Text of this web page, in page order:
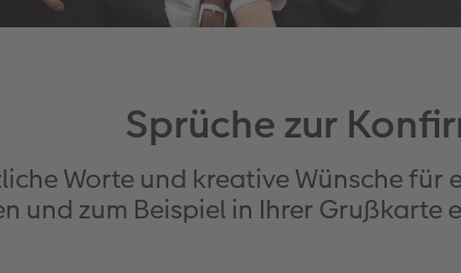
Sprüche zur
Worte und kreative Wünsche
und zum Beispiel in Ihrer Grußkarte